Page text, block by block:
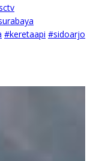
#keretaapi #sidoarjo